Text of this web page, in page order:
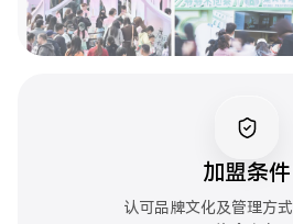
加盟条件
认可品牌文化及管理方